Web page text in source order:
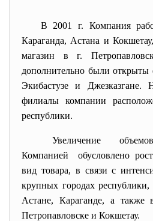
В 2001 г. Компания
Караганда, Астана и
магазин в г.
дополнительно были
Экибастузе и Джезказгане.
филиалы компании
республики.
Увеличение
Компанией обусловлено
вид товара, в связи с
крупных городах республики,
Астане, Караганде, а также
Петропавловске и Кокшетау.